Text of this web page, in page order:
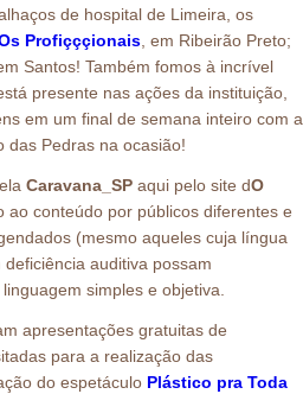
de hospital de Limeira, os
Profiçççionais, em Ribeirão Preto;
Santos! Também fomos à incrível
presente nas ações da instituição,
em um final de semana inteiro com a
das Pedras na ocasião!
Caravana_SPaqui pelo site dO
ao conteúdo por públicos diferentes e
(mesmo aqueles cuja língua
auditiva possam
simples e objetiva.
apresentações gratuitas de
para a realização das
do espetáculo Plástico pra Toda